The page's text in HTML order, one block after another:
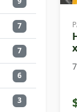
7
7
6
3